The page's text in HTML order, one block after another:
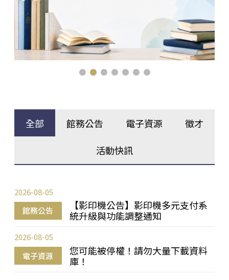
全部 館務公告 電子資源 徵才
活動快訊
館務公告
【影印機公告】影印機多元支付系
統升級與功能調整通知
2026-08-05
電子資源
您可能被停權！請勿大量下載資料
庫！
2026-08-05